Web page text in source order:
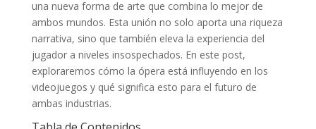
una nueva forma de arte que combina lo mejor de
ambos mundos. Esta unión no solo aporta una riqueza
narrativa, sino que también eleva la experiencia del
jugador a niveles insospechados. En este post,
exploraremos cómo la ópera está influyendo en los
videojuegos y qué significa esto para el futuro de
ambas industrias.